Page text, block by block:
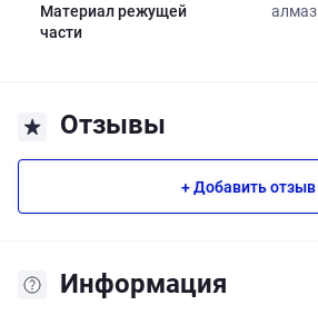
Материал режущей
части
алмаз
Отзывы
+ Добавить отзыв
Информация